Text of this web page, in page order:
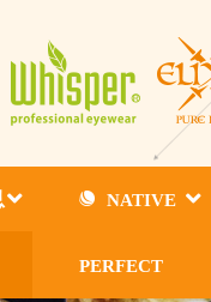
NATIVE
PERFECT